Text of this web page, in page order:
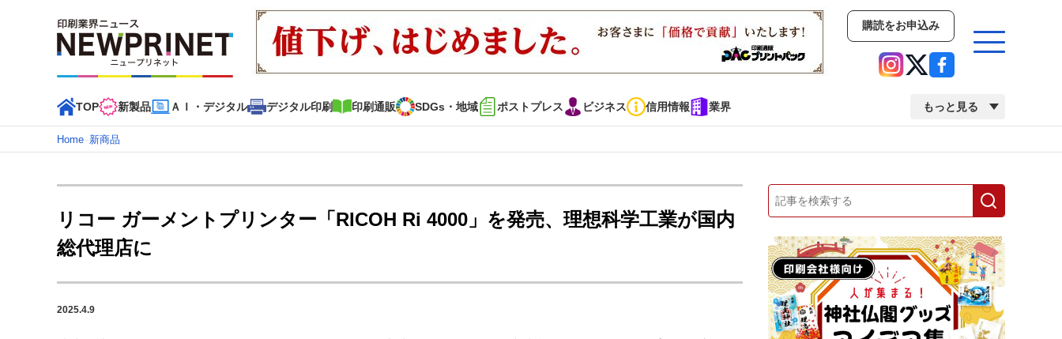
購読をお申込み
TOP 新製品 ＡＩ・デジタル デジタル印刷 印刷通販 SDGs・地域 ポストプレス ビジネス 信用情報 業界 もっと見る
イベント
インデックス
TOP 新着記事 特集記事 動画コンテンツ インタビュー コレクション
カテゴリー一覧
新商品 新製品 市場・統計 人事・移転・異動・訃報
特集記事カテゴリー一覧
2022 見える化・MIS特集
2022 検査・校正特集
Home–新商品
リコー ガーメントプリンター「RICOH Ri 4000」を発売、理想科学工業が国内
総代理店に
2025.4.9